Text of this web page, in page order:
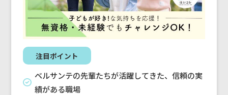
注目ポイント
ベルサンテの先輩たちが活躍してきた、信頼の実
績がある職場